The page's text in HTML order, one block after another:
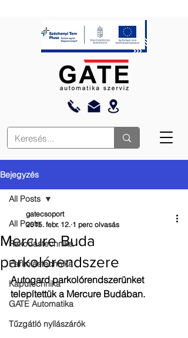
Bejegyzés
All Posts
Rakodástechnika
Parkolástechnika
Kaputechnika
GATE Automatika
Tűzgátló nyílászárók
All Posts
Mercure Buda
parkolórendszere
gatecsoport
2015. febr. 12. 1 perc olvasás
Autogard parkolórendszerünket
telepítettük a Mercure Budában.